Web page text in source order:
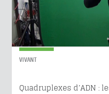
VIVANT
Quadruplexes d’ADN :